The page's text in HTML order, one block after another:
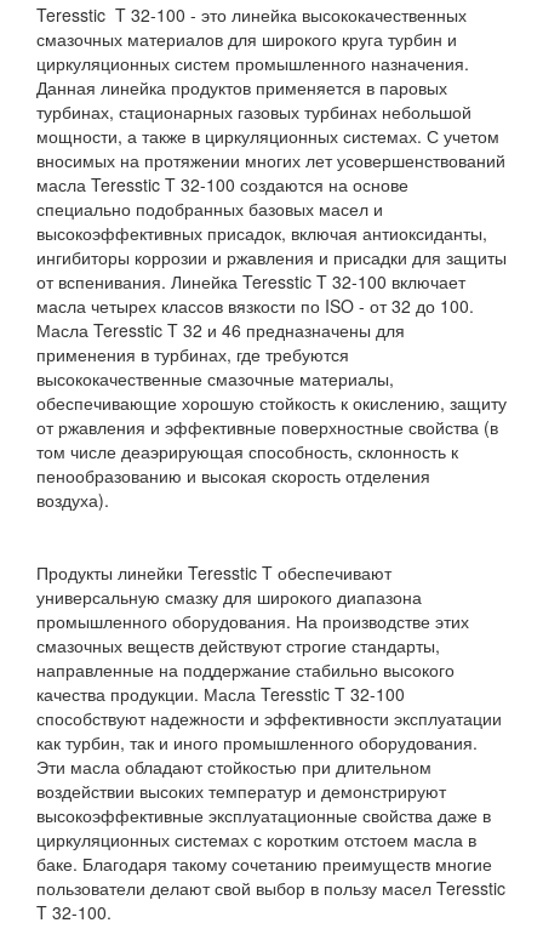
Teresstic T 32-100 - это линейка высококачественных
смазочных материалов для широкого круга турбин и
циркуляционных систем промышленного назначения.
Данная линейка продуктов применяется в паровых
турбинах, стационарных газовых турбинах небольшой
мощности, а также в циркуляционных системах. С учетом
вносимых на протяжении многих лет усовершенствований
масла Teresstic T 32-100 создаются на основе
специально подобранных базовых масел и
высокоэффективных присадок, включая антиоксиданты,
ингибиторы коррозии и ржавления и присадки для защиты
от вспенивания. Линейка Teresstic T 32-100 включает
масла четырех классов вязкости по ISO - от 32 до 100.
Масла Teresstic T 32 и 46 предназначены для
применения в турбинах, где требуются
высококачественные смазочные материалы,
обеспечивающие хорошую стойкость к окислению, защиту
от ржавления и эффективные поверхностные свойства (в
том числе деаэрирующая способность, склонность к
пенообразованию и высокая скорость отделения
воздуха).
Продукты линейки Teresstic T обеспечивают
универсальную смазку для широкого диапазона
промышленного оборудования. На производстве этих
смазочных веществ действуют строгие стандарты,
направленные на поддержание стабильно высокого
качества продукции. Масла Teresstic T 32-100
способствуют надежности и эффективности эксплуатации
как турбин, так и иного промышленного оборудования.
Эти масла обладают стойкостью при длительном
воздействии высоких температур и демонстрируют
высокоэффективные эксплуатационные свойства даже в
циркуляционных системах с коротким отстоем масла в
баке. Благодаря такому сочетанию преимуществ многие
пользователи делают свой выбор в пользу масел Teresstic
T 32-100.